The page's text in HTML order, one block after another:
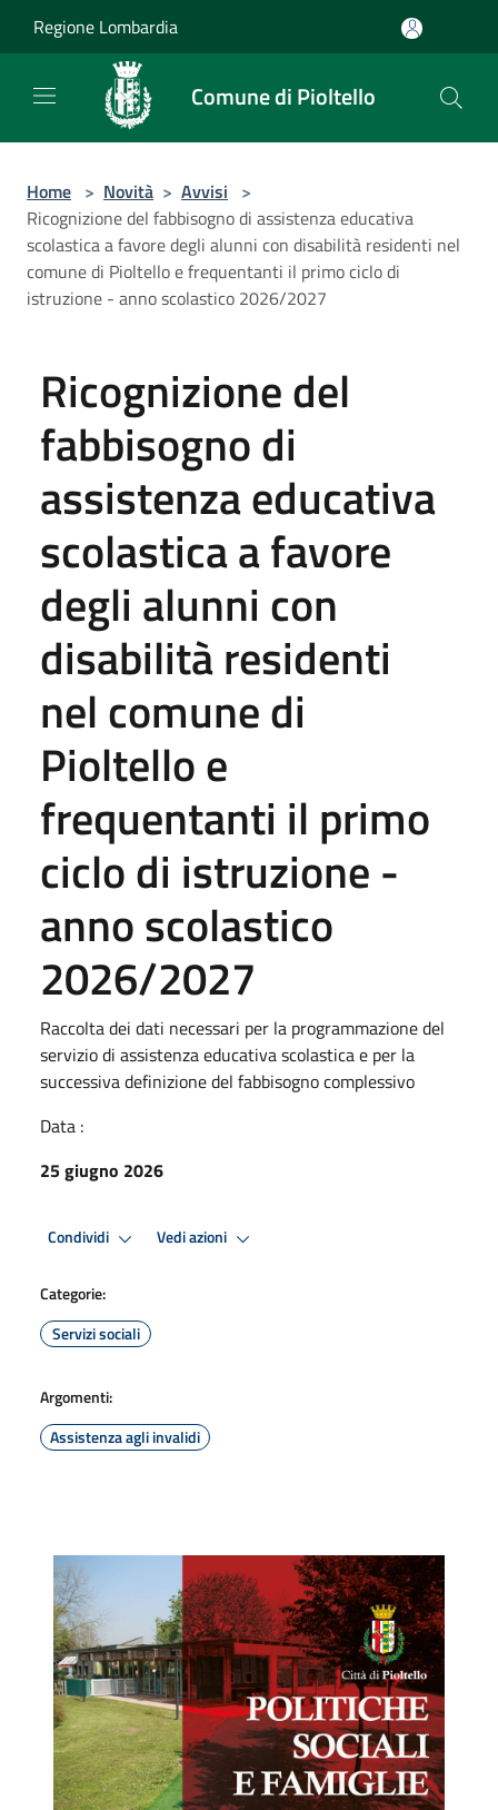
Regione Lombardia
Comune di Pioltello
Home > Novità > Avvisi >
Ricognizione del fabbisogno di assistenza educativa
scolastica a favore degli alunni con disabilità residenti nel
comune di Pioltello e frequentanti il primo ciclo di
istruzione - anno scolastico 2026/2027
Ricognizione del
fabbisogno di
assistenza educativa
scolastica a favore
degli alunni con
disabilità residenti
nel comune di
Pioltello e
frequentanti il primo
ciclo di istruzione -
anno scolastico
2026/2027
Raccolta dei dati necessari per la programmazione del
servizio di assistenza educativa scolastica e per la
successiva definizione del fabbisogno complessivo
Data :
25 giugno 2026
Condividi Vedi azioni
Categorie:
Servizi sociali
Argomenti:
Assistenza agli invalidi